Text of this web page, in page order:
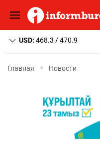
USD: 468.3 / 470.9
Главная Новости